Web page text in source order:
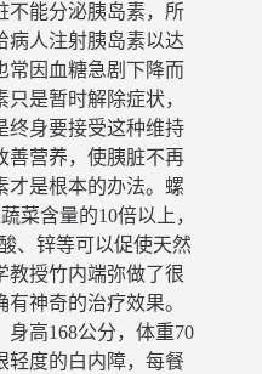
不能分泌胰岛素，所
病人注射胰岛素以达
常因血糖急剧下降而
是暂时解除症状，
终身要接受这种维持
善营养，使胰脏不再
才是根本的办法。螺
菜含量的10倍以上，
、锌等可以促使天然
教授竹内端弥做了很
神奇的治疗效果。
高168公分，体重70
轻度的白内障，每餐